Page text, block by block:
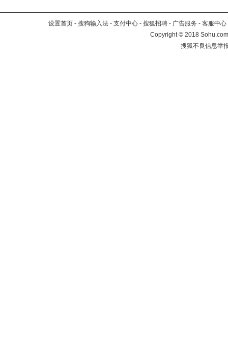
设置首页 - 搜狗输入法 - 支付中心 - 搜狐招聘 - 广告服务 - 客服中心
Copyright©2018
搜狐不良信息举